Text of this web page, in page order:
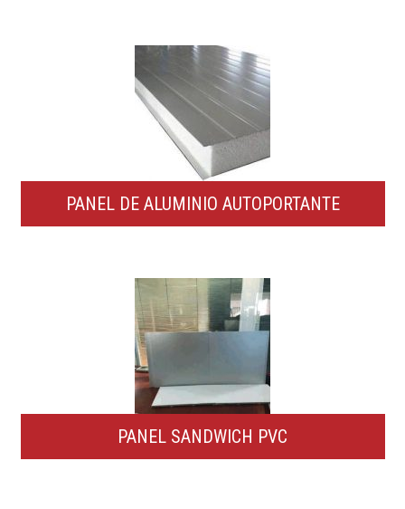
PANEL DE ALUMINIO AUTOPORTANTE
PANEL SANDWICH PVC